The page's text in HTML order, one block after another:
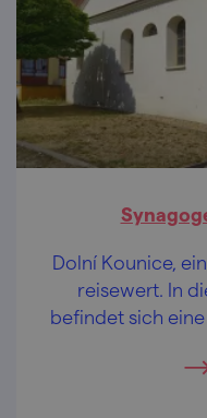
Dolní Kounice,
reisewert. In
befindet sich